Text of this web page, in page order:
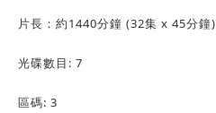
片長：約1440分鐘 (32集 x 45分鐘)
光碟數目: 7
區碼: 3